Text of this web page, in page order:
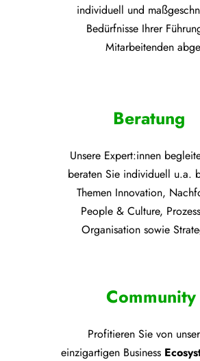
individuell und
Bedürfnisse Ihrer
Mitarbeitenden
Beratung
Unsere Expert:innen
beraten Sie individuell u.a.
Themen Innovation,
People & Culture,
Organisation sowie
Community
Profitieren Sie von
einzigartigen Business